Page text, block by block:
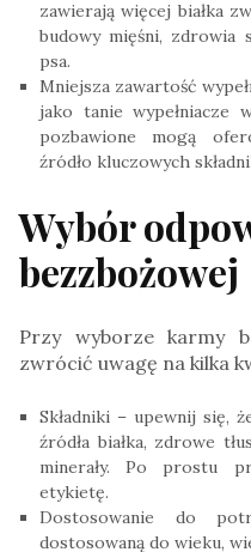
zawierają więcej białka
budowy mięśni, zdrowia
psa.
Mniejsza zawartość
jako tanie wypełniacze
pozbawione mogą
źródło kluczowych
Wybór
bezzbożowej
Przy wyborze karmy
zwrócić uwagę na kilka
Składniki – upewnij się,
źródła białka, zdrowe
minerały. Po prostu
etykietę.
Dostosowanie do
dostosowaną do wieku,